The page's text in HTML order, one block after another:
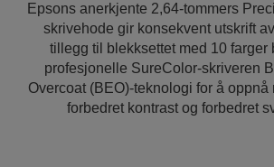
Epsons anerkjente 2,64-tommers
skrivehode gir konsekvent utskrift av
tillegg til blekksettet med 10 farger
profesjonelle SureColor-skriveren
Overcoat (BEO)-teknologi for å oppnå
forbedret kontrast og forbedret